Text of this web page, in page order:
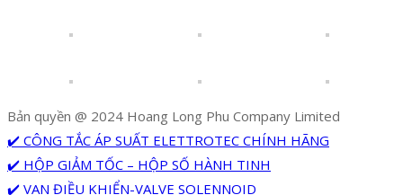
Bản quyền @ 2024 Hoang Long Phu Company Limited
✔️ CÔNG TẮC ÁP SUẤT ELETTROTEC CHÍNH HÃNG
✔️ HỘP GIẢM TỐC – HỘP SỐ HÀNH TINH
✔️ VAN ĐIỀU KHIỂN-VALVE SOLENNOID